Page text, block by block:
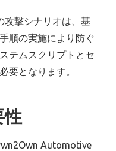
攻撃シナリオは、基
順の実施により防ぐ
テムスクリプトとセ
要となります。
性
Automotive